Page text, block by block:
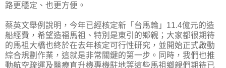
路更穩定、也更方便。
蔡英文舉例說明，今年已經核定新「台馬輪」11.4億元的造
船經費，希望造福馬祖、特別是東引的鄉親；大家都很期待
的馬祖大橋也終於在去年核定可行性研究，並開始正式啟動
綜合規劃作業，這就是非常關鍵的第一步。同時，我們也推
動航空疏運及醫療直升機專機駐地等這些馬祖鄉親們期待已